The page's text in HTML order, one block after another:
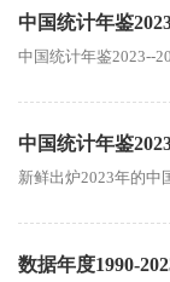
中国统计年鉴
中国统计年鉴2023--
中国统计年鉴
新鲜出炉2023年的中
数据年度1990-